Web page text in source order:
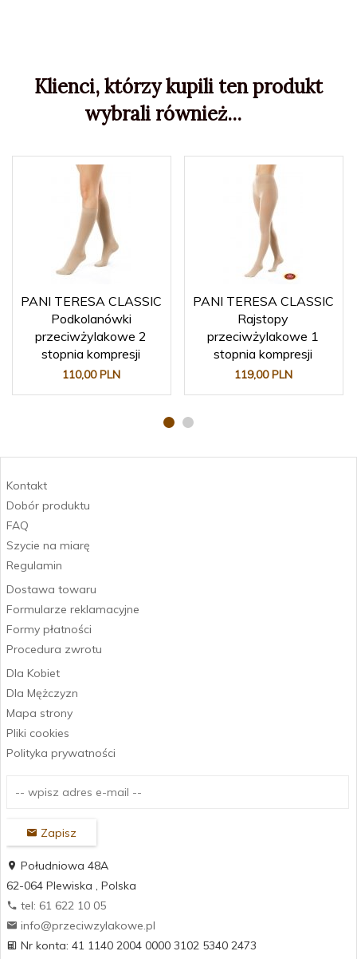
Klienci, którzy kupili ten produkt
wybrali również...
PANI TERESA CLASSIC
Podkolanówki
przeciwżylakowe 2
stopnia kompresji
110,00 PLN
PANI TERESA CLASSIC
Rajstopy
przeciwżylakowe 1
stopnia kompresji
119,00 PLN
Kontakt
Dobór produktu
FAQ
Szycie na miarę
Regulamin
Dostawa towaru
Formularze reklamacyjne
Formy płatności
Procedura zwrotu
Dla Kobiet
Dla Mężczyzn
Mapa strony
Pliki cookies
Polityka prywatności
Zapisz
Południowa 48A
62-064 Plewiska , Polska
tel: 61 622 10 05
Nr konta: 41 1140 2004 0000 3102 5340 2473
info@przeciwzylakowe.pl